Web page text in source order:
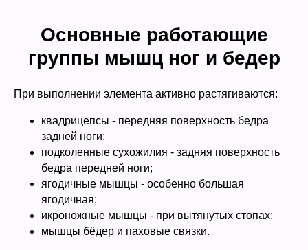
Основные работающие
группы мышц ног и бедер
При выполнении элемента активно растягиваются:
квадрицепсы - передняя поверхность бедра
задней ноги;
подколенные сухожилия - задняя поверхность
бедра передней ноги;
ягодичные мышцы - особенно большая
ягодичная;
икроножные мышцы - при вытянутых стопах;
мышцы бёдер и паховые связки.